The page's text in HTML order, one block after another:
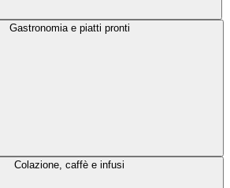
Gastronomia e piatti pronti
Colazione, caffè e infusi